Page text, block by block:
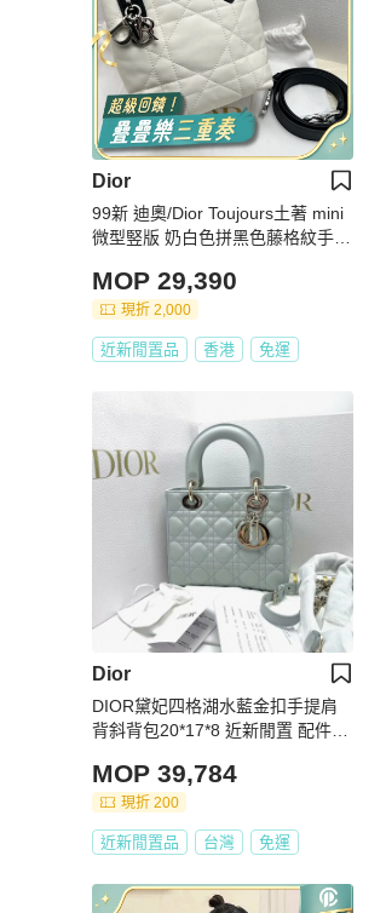
Dior
99新 迪奧/Dior Toujours土著 mini
微型竪版 奶白色拼黑色藤格紋手提
MOP 29,390
現折 2,000
近新閒置品 香港 免運
Dior
DIOR黛妃四格湖水藍金扣手提肩
背斜背包20*17*8 近新閒置 配件盒
MOP 39,784
現折 200
近新閒置品 台灣 免運